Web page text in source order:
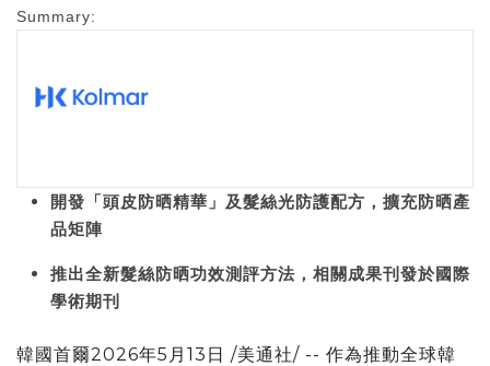
Summary:
開發「頭皮防晒精華」及髮絲光防護配方，擴充防晒產
品矩陣
推出全新髮絲防晒功效測評方法，相關成果刊發於國際
學術期刊
韓國首爾2026年5月13日 /美通社/ -- 作為推動全球韓